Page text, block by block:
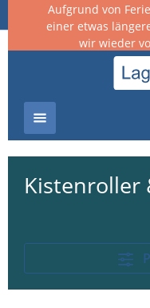
springen
Aufgrund von
einer etwas
wir wieder
Kistenroller